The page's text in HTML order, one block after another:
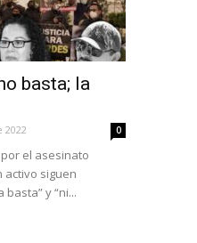
basta; la
2022 0
el asesinato
activo siguen
y “ni...